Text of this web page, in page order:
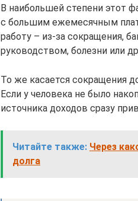
В наибольшей степени этот
с большим ежемесячным
работу – из-за сокращения,
руководством, болезни или
То же касается сокращения
Если у человека не было
источника доходов сразу
Читайте также: Через
долга